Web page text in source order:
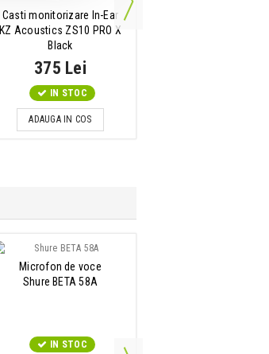
Casti monitorizare In-Ear
KZ Acoustics ZS10 PRO X
Black
375 Lei
IN STOC
ADAUGA IN COS
Microfon de voce
Shure BETA 58A
IN STOC